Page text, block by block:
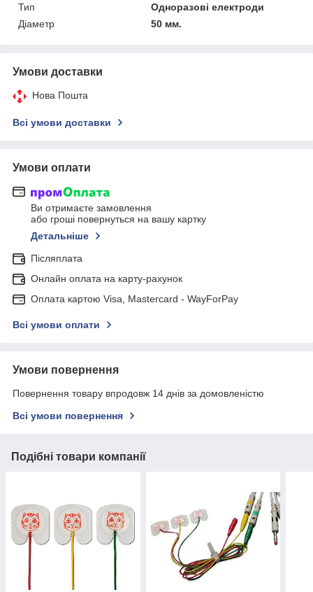
Тип
Одноразові електроди
Діаметр
50 мм.
Умови доставки
Нова Пошта
Всі умови доставки
Умови оплати
Ви отримаєте замовлення
або гроші повернуться на вашу картку
Детальніше
Післяплата
Онлайн оплата на карту-рахунок
Оплата картою Visa, Mastercard - WayForPay
Всі умови оплати
Умови повернення
Повернення товару впродовж 14 днів за домовленістю
Всі умови повернення
Подібні товари компанії